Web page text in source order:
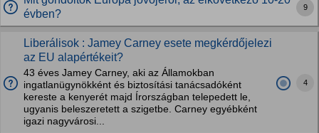
évben?
9
Liberálisok : Jamey Carney esete megkérdőjelezi
az EU alapértékeit?
43 éves Jamey Carney, aki az Államokban
ingatlanügynökként és biztosítási tanácsadóként
kereste a kenyerét majd Írországban telepedett le,
ugyanis beleszeretett a szigetbe. Carney egyébként
igazi nagyvárosi...
4